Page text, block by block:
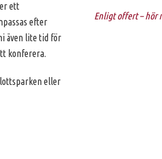
ett
efter
även lite tid för
konferera.
eller
Enligt offert – hör